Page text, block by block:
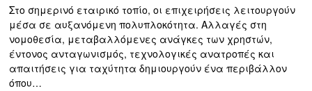
Στο σημερινό εταιρικό τοπίο, οι επιχειρήσεις λειτουργούν
μέσα σε αυξανόμενη πολυπλοκότητα. Αλλαγές στη
νομοθεσία, μεταβαλλόμενες ανάγκες των χρηστών,
έντονος ανταγωνισμός, τεχνολογικές ανατροπές και
απαιτήσεις για ταχύτητα δημιουργούν ένα περιβάλλον
όπου…